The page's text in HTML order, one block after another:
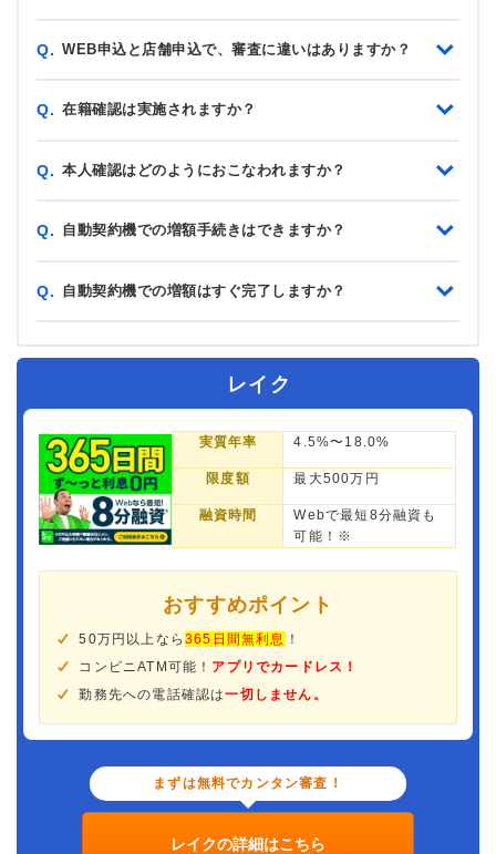
Q. WEB申込と店舗申込で、審査に違いはありますか？
Q. 在籍確認は実施されますか？
Q. 本人確認はどのようにおこなわれますか？
Q. 自動契約機での増額手続きはできますか？
Q. 自動契約機での増額はすぐ完了しますか？
レイク
実質年率 4.5%〜18.0%
限度額 最大500万円
融資時間
Webで最短8分融資も
可能！※
おすすめポイント
50万円以上なら365日間無利息
！
コンビニATM可能！ アプリでカードレス！
勤務先への電話確認は一切しません。
まずは無料でカンタン審査！
レイクの詳細はこちら